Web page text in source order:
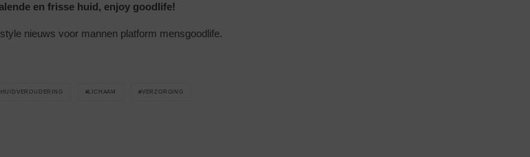
en frisse huid, enjoy goodlife!
nieuws voor mannen platform mensgoodlife.
HUIDVEROUDERING LICHAAM VERZORGING